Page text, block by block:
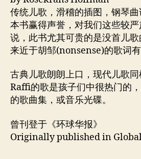
传统儿歌，滑稽的插图，钢琴
本书赢得声誉，对我们这些较
说，此书尤其可贵的是没首儿
来近于胡邹(nonsense)的歌词有
古典儿歌朗朗上口，现代儿歌
Raffi的歌是孩子们中很热门的
的歌曲集，或音乐光碟。
曾刊登于《环球华报》
Originally published in Global